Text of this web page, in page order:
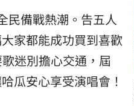
民備戰熱潮。告五人
家都能成功買到喜歡
迷別擔心交通，屆
瓜安心享受演唱會！